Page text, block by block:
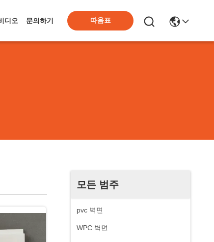
디오 문의하기 따옴표
모든 범주
pvc 벽면
WPC 벽면